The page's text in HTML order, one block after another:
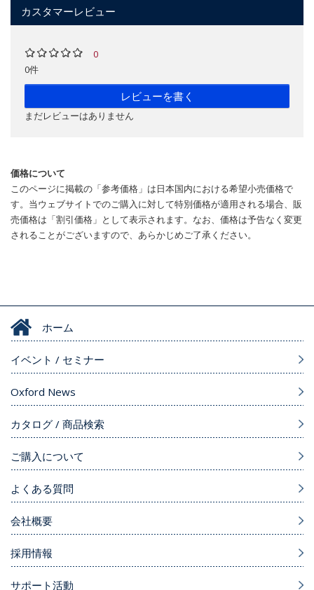
カスタマーレビュー
0
0件
レビューを書く
まだレビューはありません
価格について
このページに掲載の「参考価格」は日本国内における希望小売価格で
す。当ウェブサイトでのご購入に対して特別価格が適用される場合、販
売価格は「割引価格」として表示されます。なお、価格は予告なく変更
されることがございますので、あらかじめご了承ください。
ホーム
イベント / セミナー
Oxford News
カタログ / 商品検索
ご購入について
よくある質問
会社概要
採用情報
サポート活動